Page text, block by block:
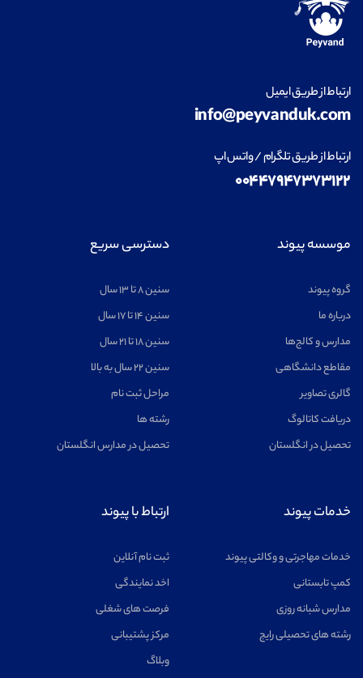
ارتباط از طریق ایمیل
info@peyvanduk.com
ارتباط از طریق تلگرام / واتس اپ
۰۰۴۴۷۹۴۷۳۷۳۱۲۲
موسسه پیوند
گروه پیوند
درباره ما
مدارس و کالج‌ها
مقاطع دانشگاهی
گالری تصاویر
دریافت کاتالوگ
تحصیل در انگلستان
دسترسی سریع
سنین ۸ تا ۱۳ سال
سنین ۱۴ تا ۱۷ سال
سنین ۱۸ تا ۲۱ سال
سنین ۲۲ سال به بالا
مراحل ثبت نام
رشته ها
تحصیل در مدارس انگلستان
خدمات پیوند
خدمات مهاجرتی و وکالتی پیوند
کمپ تابستانی
مدارس شبانه روزی
رشته های تحصیلی رایج
ارتباط با پیوند
ثبت نام آنلاین
اخد نمایندگی
فرصت های شغلی
مرکز پشتیبانی
وبلاگ